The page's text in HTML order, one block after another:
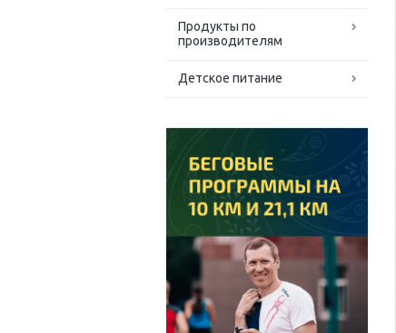
Продукты по
производителям
Детское питание